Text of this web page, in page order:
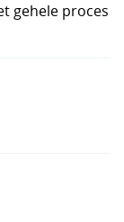
gehele proces